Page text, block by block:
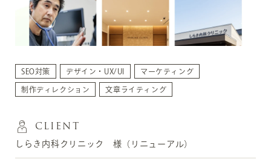
SEO対策 デザイン・UX/UI マーケティング
制作ディレクション 文章ライティング
CLIENT
しらき内科クリニック 様（リニューアル）